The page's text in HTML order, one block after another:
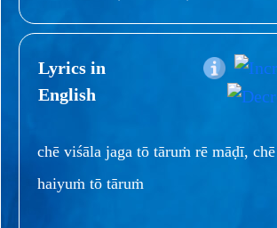
Lyrics in
English
chē viśāla jaga tō tāruṁ rē māḍī,
haiyuṁ tō tāruṁ